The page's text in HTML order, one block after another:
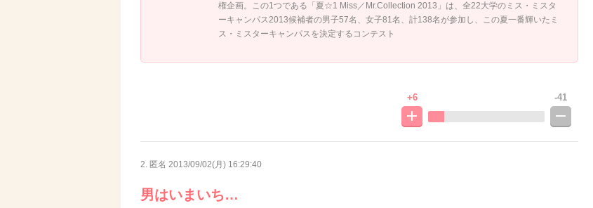
権企画。この1つである「夏☆1 Miss／Mr.Collection 2013」は、全22大学のミス・ミスタ
ーキャンパス2013候補者の男子57名、女子81名、計138名が参加し、この夏一番輝いたミ
ス・ミスターキャンパスを決定するコンテスト
+6 -41
2. 匿名 2013/09/02(月) 16:29:40
男はいまいち…